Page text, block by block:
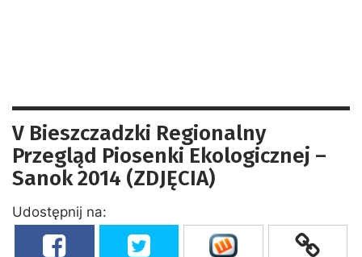
V Bieszczadzki Regionalny
Przegląd Piosenki Ekologicznej –
Sanok 2014 (ZDJĘCIA)
Udostępnij na: